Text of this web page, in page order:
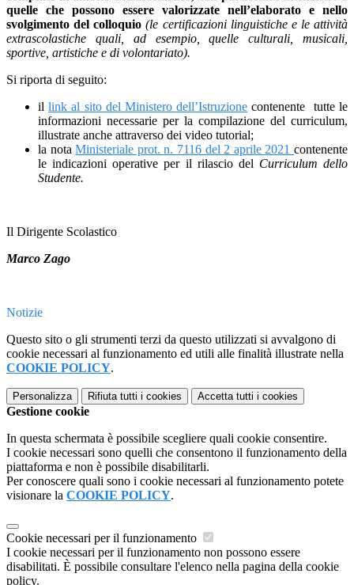
quelle che possono essere valorizzate nell’elaborato e nello
svolgimento del colloquio (le certificazioni linguistiche e le attività
extrascolastiche quali, ad esempio, quelle culturali, musicali,
sportive, artistiche e di volontariato).
Si riporta di seguito:
il link al sito del Ministero dell’Istruzione contenente tutte le
informazioni necessarie per la compilazione del curriculum,
illustrate anche attraverso dei video tutorial;
la nota Ministeriale prot. n. 7116 del 2 aprile 2021contenente
le indicazioni operative per il rilascio del Curriculum dello
Studente.
Il Dirigente Scolastico
Marco Zago
Notizie
Questo sito o gli strumenti terzi da questo utilizzati si avvalgono di
cookie necessari al funzionamento ed utili alle finalità illustrate nella
COOKIE POLICY.
Personalizza Rifiuta tutti i cookies Accetta tutti i cookies
Gestione cookie
In questa schermata è possibile scegliere quali cookie consentire.
I cookie necessari sono quelli che consentono il funzionamento della
piattaforma e non è possibile disabilitarli.
Per conoscere quali sono i cookie necessari al funzionamento potete
visionare la COOKIE POLICY.
Cookie necessari per il funzionamento
I cookie necessari per il funzionamento non possono essere
disabilitati. È possibile consultare l'elenco nella pagina della cookie
policy.